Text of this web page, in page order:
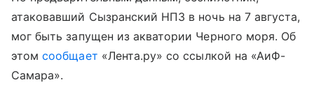
атаковавший Сызранский НПЗ в ночь на 7 августа,
мог быть запущен из акватории Черного моря. Об
этомсообщает «Лента.ру» со ссылкой на «АиФ-
Самара».